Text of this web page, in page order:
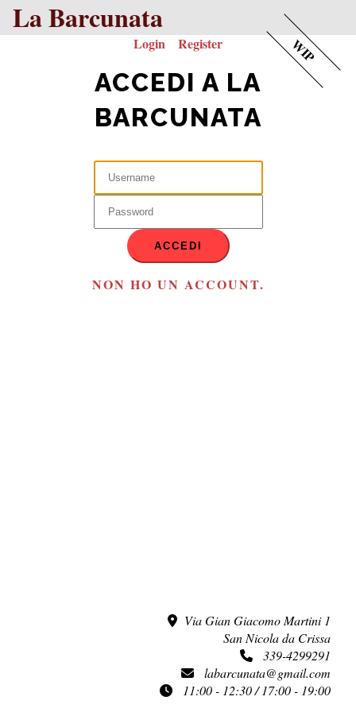
WIP
La Barcunata
Login Register
ACCEDI A LA
BARCUNATA
ACCEDI
NON HO UN ACCOUNT.
Via Gian Giacomo Martini 1
San Nicola da Crissa
339-4299291
labarcunata@gmail.com
11:00 - 12:30 / 17:00 - 19:00